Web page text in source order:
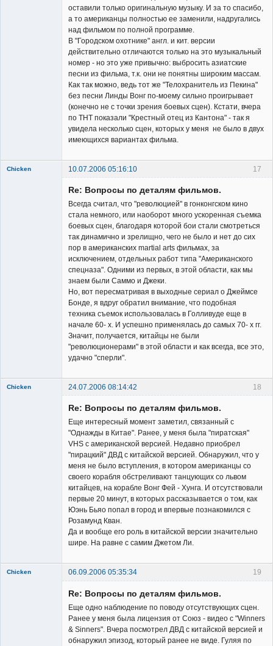
оставили только оригинальную музыку. И за то спасибо,
а то американцы полностью ее заменили, надругались
над фильмом по полной программе.
В "Городском охотнике" англ. и кит. версии
действительно отличаются только на это музыкальный
номер - но это уже привычно: выбросить азиатские
песни из фильма, т.к. они не понятны широким массам.
Как так можно, ведь тот же "Телохранитель из Пекина"
без песни Линды Вонг по-моему сильно проигрывает
(конечно не с точки зрения боевых сцен). Кстати, вчера
по ТНТ показали "Крестный отец из Кантона" - так я
увидела несколько сцен, которых у меня не было в двух
имеющихся вариантах фильма.
17
Chicken
10.07.2006 05:16:10
Re: Вопросы по деталям фильмов.
Всегда считал, что "революцией" в гонконгском кино
стала немного, или наоборот много ускоренная съемка
боевых сцен, благодаря которой бои стали смотреться
так динамично и зрелищно, чего не было и нет до сих
пор в американских martial arts фильмах, за
исключением, отдельных работ типа "Американского
спецназа". Одними из первых, в этой области, как мы
знаем были Саммо и Джеки.
Но, вот пересматривая в выходные сериал о Джеймсе
Бонде, я вдруг обратил внимание, что подобная
техника съемок использовалась в Голливуде еще в
начале 60- х. И успешно применялась до самых 70- х гг.
Значит, получается, китайцы не были
"революционерами" в этой области и как всегда, все это,
удачно "сперли".
18
Chicken
24.07.2006 08:14:42
Re: Вопросы по деталям фильмов.
Еще интересный момент заметил, связанный с
"Однажды в Китае". Ранее, у меня была "пиратская"
VHS с американской версией. Недавно приобрел
"пирацкий" ДВД с китайской версией. Обнаружил, что у
меня не было вступления, в котором американцы со
своего корабля обстреливают танцующих со львом
китайцев, на корабле Вонг Фей - Хунга. И отсутствовали
первые 20 минут, в которых рассказывается о том, как
Юэнь Бьяо попал в город и впервые познакомился с
Розамунд Кван.
Да и вообще его роль в китайской версии значительно
шире. На равне с самим Джетом Ли.
19
Chicken
06.09.2006 05:35:34
Re: Вопросы по деталям фильмов.
Еще одно наблюдение по поводу отсутствующих сцен.
Ранее у меня была лицензия от Союз - видео с "Winners
& Sinners". Вчера посмотрел ДВД с китайской версией и
обнаружил эпизод, который ранее не виде. Гуляя по